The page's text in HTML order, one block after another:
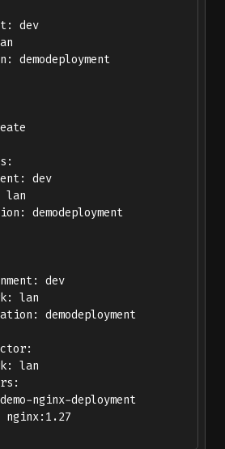
dev
demodeployment
dev
lan
demodeployment
dev
lan
demodeployment
lan
nginx-deployment
nginx:1.27